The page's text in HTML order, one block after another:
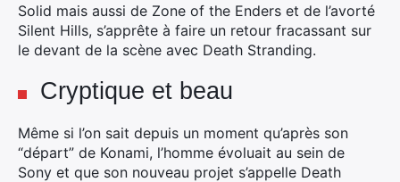
Solid mais aussi de Zone of the Enders et de l’avorté
Silent Hills, s’apprête à faire un retour fracassant sur
le devant de la scène avec Death Stranding.
Cryptique et beau
Même si l’on sait depuis un moment qu’après son
“départ” de Konami, l’homme évoluait au sein de
Sony et que son nouveau projet s’appelle Death